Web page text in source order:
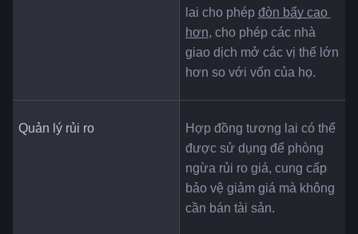
lai cho phép đòn bẩy cao
hơn, cho phép các nhà
giao dịch mở các vị thế lớn
hơn so với vốn của họ.
Quản lý rủi ro
Hợp đồng tương lai có thể
được sử dụng để phòng
ngừa rủi ro giá, cung cấp
bảo vệ giảm giá mà không
cần bán tài sản.